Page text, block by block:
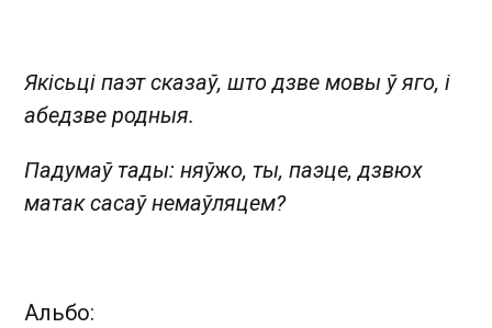
Якісьці паэт сказаў, што дзве мовы ў яго, і
абедзве родныя.
Падумаў тады: няўжо, ты, паэце, дзвюх
матак сасаў немаўляцем?
Альбо: